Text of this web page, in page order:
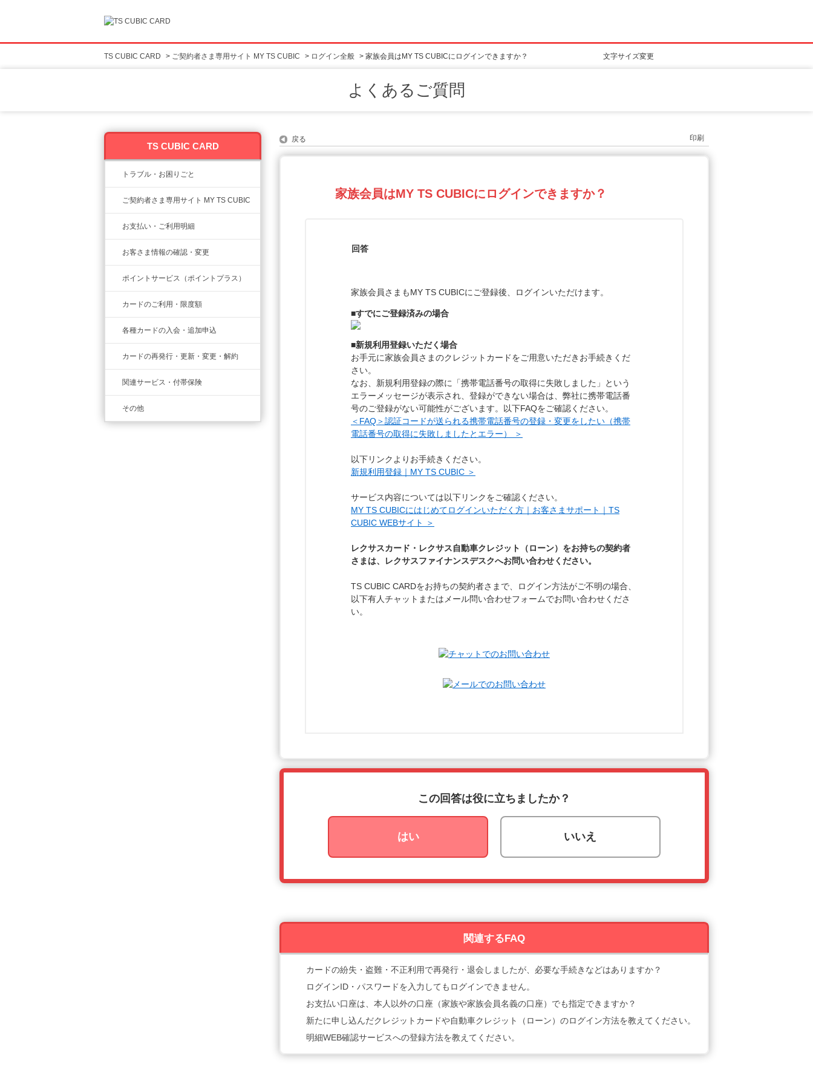
文字サイズ変更
TS CUBIC CARD > ご契約者さま専用サイト MY TS CUBIC > ログイン全般 > 家族会員はMY TS CUBICにログインできますか？
TS CUBIC CARD
トラブル・お困りごと
ご契約者さま専用サイト MY TS CUBIC
お支払い・ご利用明細
お客さま情報の確認・変更
ポイントサービス（ポイントプラス）
カードのご利用・限度額
各種カードの入会・追加申込
カードの再発行・更新・変更・解約
関連サービス・付帯保険
その他
よくあるご質問
戻る 印刷
家族会員はMY TS CUBICにログインできますか？
回答
家族会員さまもMY TS CUBICにご登録後、ログインいただけます。
■すでにご登録済みの場合
■新規利用登録いただく場合
お手元に家族会員さまのクレジットカードをご用意いただきお手続きくだ
さい。
なお、新規利用登録の際に「携帯電話番号の取得に失敗しました」という
エラーメッセージが表示され、登録ができない場合は、弊社に携帯電話番
号のご登録がない可能性がございます。以下FAQをご確認ください。
＜FAQ＞認証コードが送られる携帯電話番号の登録・変更をしたい（携帯
電話番号の取得に失敗しましたとエラー） ＞
以下リンクよりお手続きください。
新規利用登録｜MY TS CUBIC ＞
サービス内容については以下リンクをご確認ください。
MY TS CUBICにはじめてログインいただく方｜お客さまサポート｜TS
CUBIC WEBサイト ＞
レクサスカード・レクサス自動車クレジット（ローン）をお持ちの契約者
さまは、レクサスファイナンスデスクへお問い合わせください。
TS CUBIC CARDをお持ちの契約者さまで、ログイン方法がご不明の場合、
以下有人チャットまたはメール問い合わせフォームでお問い合わせくださ
い。
この回答は役に立ちましたか？
はい いいえ
関連するFAQ
カードの紛失・盗難・不正利用で再発行・退会しましたが、必要な手続きなどはありますか？
ログインID・パスワードを入力してもログインできません。
お支払い口座は、本人以外の口座（家族や家族会員名義の口座）でも指定できますか？
新たに申し込んだクレジットカードや自動車クレジット（ローン）のログイン方法を教えてください。
明細WEB確認サービスへの登録方法を教えてください。